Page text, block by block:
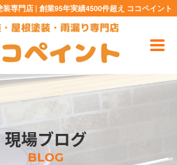
専門店 | 創業95年実績4500件超え ココペイント
現場ブログ
BLOG